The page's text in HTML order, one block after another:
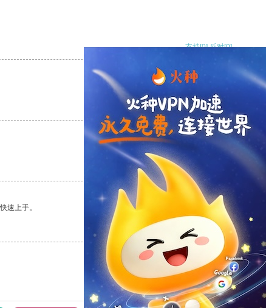
支持[0] 反对[0]
支持[0] 反对
支持
速上手。
支持 反对 [0]